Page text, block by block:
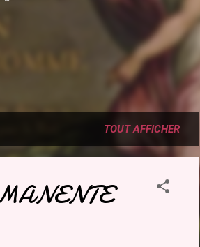
TOUT AFFICHER